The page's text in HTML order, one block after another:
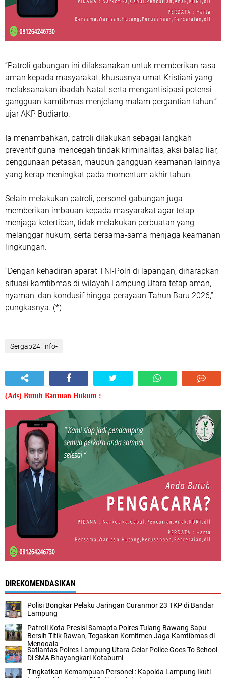
“Patroli gabungan ini dilaksanakan untuk memberikan rasa
aman kepada masyarakat, khususnya umat Kristiani yang
melaksanakan ibadah Natal, serta mengantisipasi potensi
gangguan kamtibmas menjelang malam pergantian tahun,”
ujar AKP Budiarto.
Ia menambahkan, patroli dilakukan sebagai langkah
preventif guna mencegah tindak kriminalitas, aksi balap liar,
penggunaan petasan, maupun gangguan keamanan lainnya
yang kerap meningkat pada momentum akhir tahun.
Selain melakukan patroli, personel gabungan juga
memberikan imbauan kepada masyarakat agar tetap
menjaga ketertiban, tidak melakukan perbuatan yang
melanggar hukum, serta bersama-sama menjaga keamanan
lingkungan.
“Dengan kehadiran aparat TNI-Polri di lapangan, diharapkan
situasi kamtibmas di wilayah Lampung Utara tetap aman,
nyaman, dan kondusif hingga perayaan Tahun Baru 2026,”
pungkasnya. (*)
Sergap24. info-
(Ads) Butuh Bantuan Hukum :
DIREKOMENDASIKAN
Polisi Bongkar Pelaku Jaringan Curanmor 23 TKP di Bandar
Lampung
Patroli Kota Presisi Samapta Polres Tulang Bawang Sapu
Bersih Titik Rawan, Tegaskan Komitmen Jaga Kamtibmas di
Menggala
Satlantas Polres Lampung Utara Gelar Police Goes To School
Di SMA Bhayangkari Kotabumi
Tingkatkan Kemampuan Personel : Kapolda Lampung Ikuti